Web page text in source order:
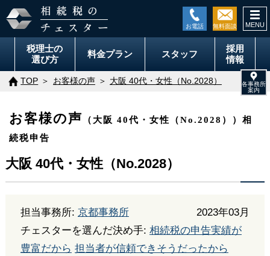
税理士の
選び方
料金プラン スタッフ
採用
情報
TOP お客様の声 大阪 40代・女性（No.2028）
お客様の声
（大阪 40代・女性（No.2028））相
続税申告
大阪 40代・女性（No.2028）
担当事務所: 京都事務所
2023年03月
チェスターを選んだ決め手: 相続税の申告実績が
豊富だから 担当者が信頼できそうだったから